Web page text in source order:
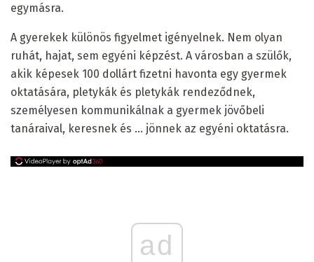
egymásra.
A gyerekek különös figyelmet igényelnek. Nem olyan
ruhát, hajat, sem egyéni képzést. A városban a szülők,
akik képesek 100 dollárt fizetni havonta egy gyermek
oktatására, pletykák és pletykák rendeződnek,
személyesen kommunikálnak a gyermek jövőbeli
tanáraival, keresnek és ... jönnek az egyéni oktatásra.
ad